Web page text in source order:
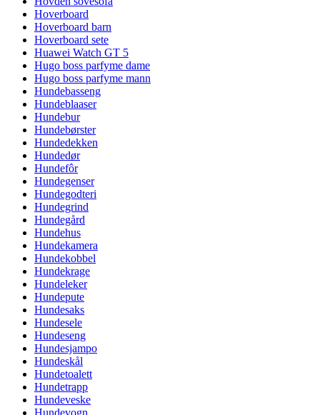
Hoverboard
Hoverboard barn
Hoverboard sete
Huawei Watch GT 5
Hugo boss parfyme dame
Hugo boss parfyme mann
Hundebasseng
Hundeblaaser
Hundebur
Hundebørster
Hundedekken
Hundedør
Hundefôr
Hundegenser
Hundegodteri
Hundegrind
Hundegård
Hundehus
Hundekamera
Hundekobbel
Hundekrage
Hundeleker
Hundepute
Hundesaks
Hundesele
Hundeseng
Hundesjampo
Hundeskål
Hundetoalett
Hundetrapp
Hundeveske
Hundevogn